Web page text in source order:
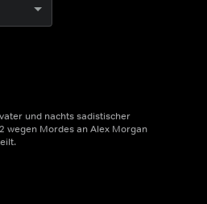
und nachts sadistischer
wegen Mordes an Alex Morgan